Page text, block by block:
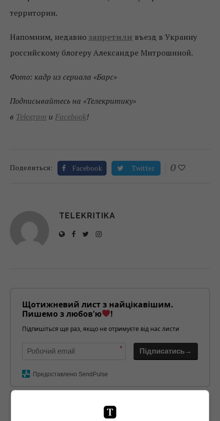
территории.
Напомним, недавно запретили въезд в Украину
российскому блогеру Александре Митрошиной.
Фото: кадр из сериала «Барс»
Подписывайтесь на «Телекритику»
в Telegram и Facebook!
Поделиться: Facebook Twitter 0
TELEKRITIKA
Щотижневий лист з найцікавішим.
Пишемо з любов'ю
!
Підпишіться ще раз, якщо не отримуєте від нас листи
* Підписатись→
Предоставлено SendPulse
загрузка...